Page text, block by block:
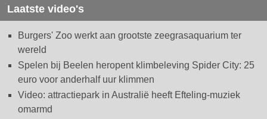
Laatste video's
Burgers' Zoo werkt aan grootste zeegrasaquarium ter
wereld
Spelen bij Beelen heropent klimbeleving Spider City: 25
euro voor anderhalf uur klimmen
Video: attractiepark in Australië heeft Efteling-muziek
omarmd